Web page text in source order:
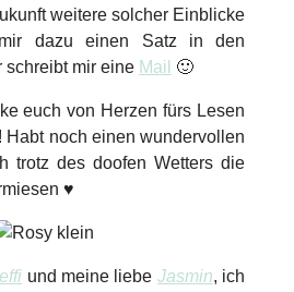
weitere solcher Einblicke
dazu einen Satz in den
schreibt mir eine Mail 🙂
euch von Herzen fürs Lesen
Habt noch einen wundervollen
trotz des doofen Wetters die
♥
und meine liebe Jasmin, ich